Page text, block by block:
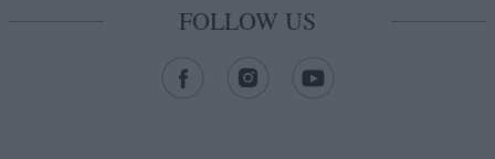
FOLLOW US